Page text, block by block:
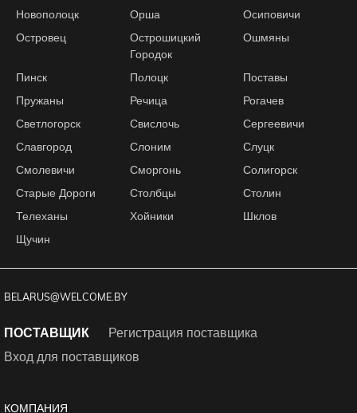
Новополоцк
Орша
Осиповичи
Островец
Острошицкий
Городок
Ошмяны
Пинск Полоцк
Поставы
Пружаны
Речица
Рогачев
Светлогорск
Свислочь
Сергеевичи
Славгород
Слоним
Слуцк
Смолевичи
Сморгонь
Солигорск
Старые Дороги
Столбцы
Столин
Телеханы
Хойники
Шклов
Щучин
BELARUS@WELCOME.BY
ПОСТАВЩИК
Регистрация поставщика
Вход для поставщиков
КОМПАНИЯ